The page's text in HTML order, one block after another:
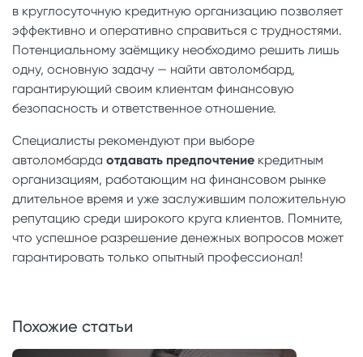
в круглосуточную кредитную организацию позволяет
эффективно и оперативно справиться с трудностями.
Потенциальному заёмщику необходимо решить лишь
одну, основную задачу — найти автоломбард,
гарантирующий своим клиентам финансовую
безопасность и ответственное отношение.
Специалисты рекомендуют при выборе
автоломбарда отдавать предпочтение кредитным
организациям, работающим на финансовом рынке
длительное время и уже заслужившим положительную
репутацию среди широкого круга клиентов. Помните,
что успешное разрешение денежных вопросов может
гарантировать только опытный профессионал!
Похожие статьи